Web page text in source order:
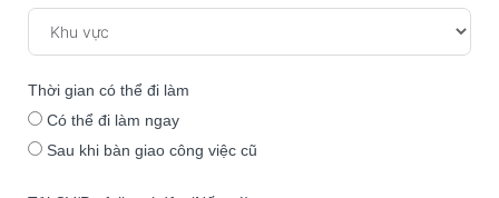
Thời gian có thể đi làm
Có thể đi làm ngay
Sau khi bàn giao công việc cũ